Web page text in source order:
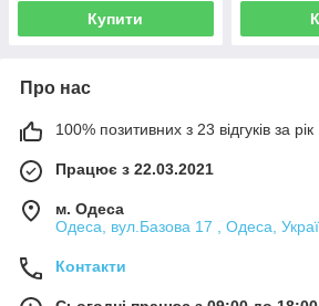
Купити
Про нас
100% позитивних з 23 відгуків за рік
Працює з 22.03.2021
м. Одеса
Одеса, вул.Базова 17 , Одеса,
Контакти